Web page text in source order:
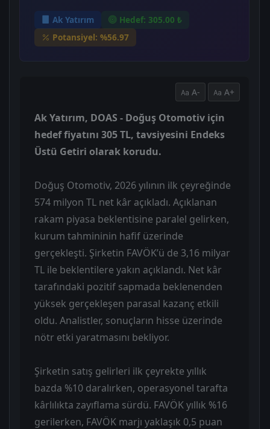
Ak Yatırım
Hedef: 305.00 ₺
Potansiyel: %56.97
A- A+
Ak Yatırım, DOAS - Doğuş Otomotiv için
hedef fiyatını 305 TL, tavsiyesini Endeks
Üstü Getiri olarak korudu.
Doğuş Otomotiv, 2026 yılının ilk çeyreğinde
574 milyon TL net kâr açıkladı. Açıklanan
rakam piyasa beklentisine paralel gelirken,
kurum tahmininin hafif üzerinde
gerçekleşti. Şirketin FAVÖK’ü de 3,16 milyar
TL ile beklentilere yakın açıklandı. Net kâr
tarafındaki pozitif sapmada beklenenden
yüksek gerçekleşen parasal kazanç etkili
oldu. Analistler, sonuçların hisse üzerinde
nötr etki yaratmasını bekliyor.
Şirketin satış gelirleri ilk çeyrekte yıllık
bazda %10 daralırken, operasyonel tarafta
kârlılıkta zayıflama sürdü. FAVÖK yıllık %16
gerilerken, FAVÖK marjı yaklaşık 0,5 puan